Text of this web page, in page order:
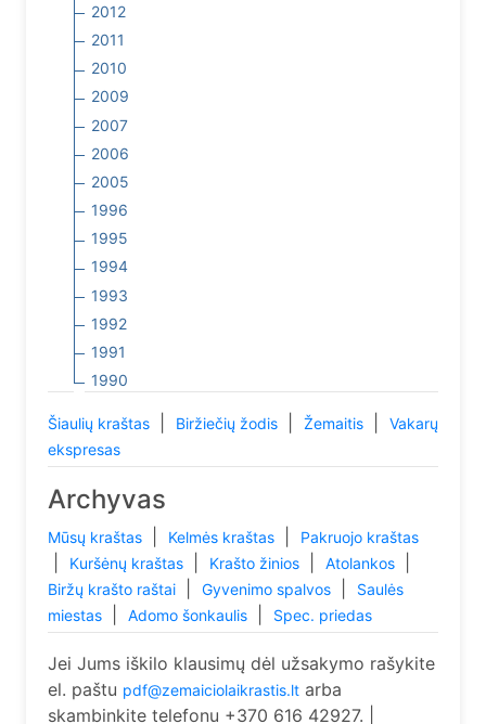
2012
2011
2010
2009
2007
2006
2005
1996
1995
1994
1993
1992
1991
1990
Šiaulių kraštas Biržiečių žodis Žemaitis
Vakarų
ekspresas
Archyvas
Mūsų kraštas Kelmės kraštas Pakruojo kraštas
Kuršėnų kraštas Krašto žinios Atolankos
Biržų krašto raštai Gyvenimo spalvos
Saulės
miestas
Adomo šonkaulis Spec. priedas
Jei Jums iškilo klausimų dėl užsakymo rašykite
el. paštu pdf@zemaiciolaikrastis.lt arba
skambinkite telefonu +370 616 42927. |